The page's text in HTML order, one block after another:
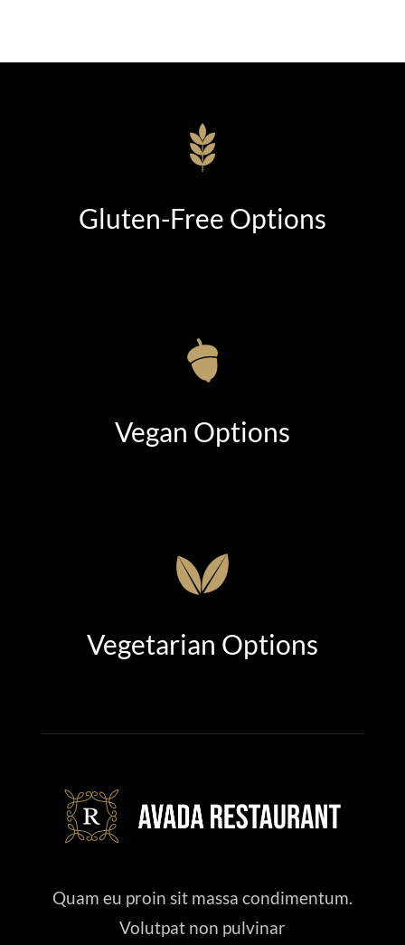
Gluten-Free Options
Vegan Options
Vegetarian Options
Quam eu proin sit massa condimentum.
Volutpat non pulvinar